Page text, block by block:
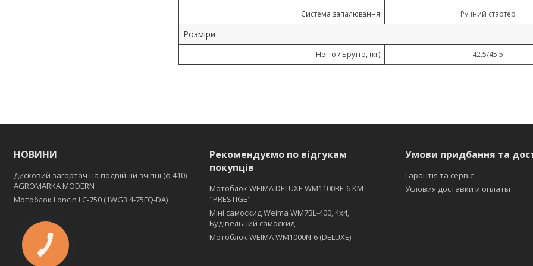
Система запалювання
Ручний стартер
Розміри
Нетто / Брутто, (кг) 42.5/45.5
НОВИНИ
Дисковий загортач на подвійній зчіпці (ф 410)
АGROMARKA MODERN
Мотоблок Loncin LC-750 (1WG3.4-75FQ-DA)
Рекомендуємо по відгукам
покупців
Мотоблок WEIMA DELUXE WM1100BE-6 КМ
"PRESTIGE"
Міні самоскид Weima WM7BL-400, 4x4,
Будівельний самоскид
Мотоблок WEIMA WM1000N-6 (DELUXE)
Умови придбання та
Гарантія та сервіс
Условия доставки и оплаты
КНОПКА
ЗВ'ЯЗКУ